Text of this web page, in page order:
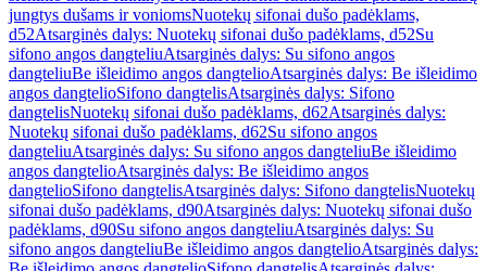
jungtys dušams ir voniomsNuotekų sifonai dušo padėklams,
d52Atsarginės dalys: Nuotekų sifonai dušo padėklams, d52Su
sifono angos dangteliuAtsarginės dalys: Su sifono angos
dangteliuBe išleidimo angos dangtelioAtsarginės dalys: Be išleidimo
angos dangtelioSifono dangtelisAtsarginės dalys: Sifono
dangtelisNuotekų sifonai dušo padėklams, d62Atsarginės dalys:
Nuotekų sifonai dušo padėklams, d62Su sifono angos
dangteliuAtsarginės dalys: Su sifono angos dangteliuBe išleidimo
angos dangtelioAtsarginės dalys: Be išleidimo angos
dangtelioSifono dangtelisAtsarginės dalys: Sifono dangtelisNuotekų
sifonai dušo padėklams, d90Atsarginės dalys: Nuotekų sifonai dušo
padėklams, d90Su sifono angos dangteliuAtsarginės dalys: Su
sifono angos dangteliuBe išleidimo angos dangtelioAtsarginės dalys: